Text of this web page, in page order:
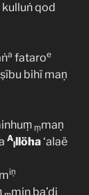
qod
a fataroe
bihï maṇ
ṃmaṇ
A
lllöha‘alaë
iṇ
miņ ba’di